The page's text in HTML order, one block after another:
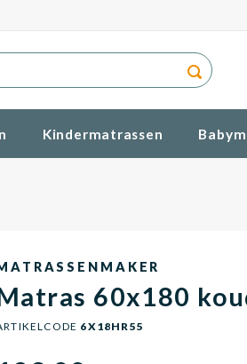
Kindermatrassen
60x180
6X18HR55